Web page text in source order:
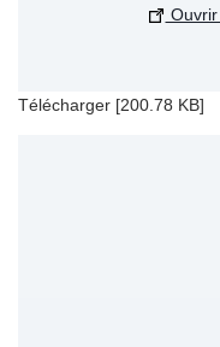
Télécharger [200.78 KB]